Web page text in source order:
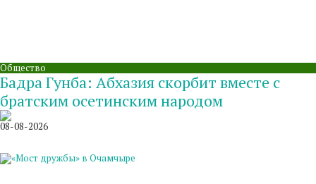
Общество
Бадра Гунба: Абхазия скорбит вместе с
братским осетинским народом
08-08-2026